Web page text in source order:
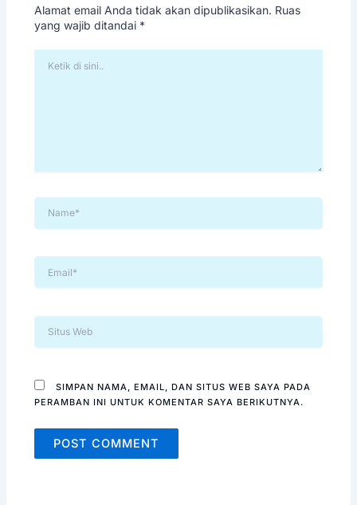
Alamat email Anda tidak akan dipublikasikan. Ruas
yang wajib ditandai *
NAME*
SITUS
WEB
SIMPAN NAMA, EMAIL, DAN SITUS WEB SAYA PADA
PERAMBAN INI UNTUK KOMENTAR SAYA BERIKUTNYA.